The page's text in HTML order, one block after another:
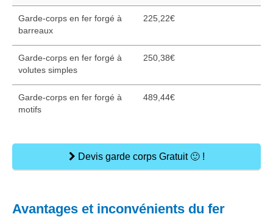
Garde-corps en fer forgé à
barreaux
225,22€
Garde-corps en fer forgé à
volutes simples
250,38€
Garde-corps en fer forgé à
motifs
489,44€
Devis garde corps Gratuit 🙂 !
Avantages et inconvénients du fer